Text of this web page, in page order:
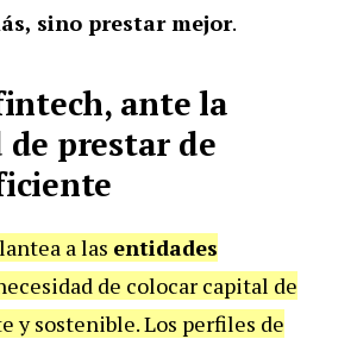
sino prestar mejor.
ante la
de prestar de
a las entidades
de colocar capital de
y sostenible. Los perfiles de